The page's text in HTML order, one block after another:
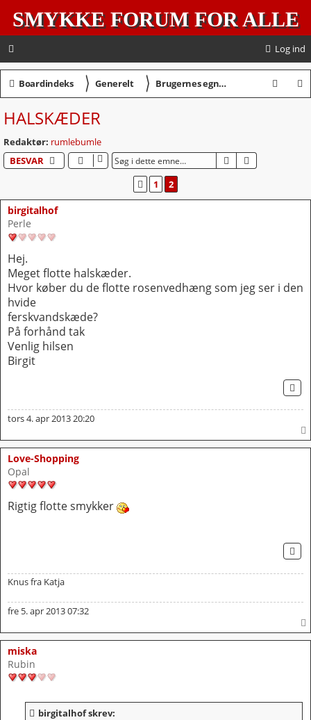
SMYKKE FORUM FOR ALLE
Log ind
Boardindeks 〉 Generelt 〉 Brugernes egne smykker
HALSKÆDER
Redaktør: rumlebumle
BESVAR
SØG
FORRIGE
1 2
birgitalhof
Perle
Hej.
Meget flotte halskæder.
Hvor køber du de flotte rosenvedhæng som jeg ser i den
hvide
ferskvandskæde?
På forhånd tak
Venlig hilsen
Birgit
tors 4. apr 2013 20:20
Love-Shopping
Opal
Rigtig flotte smykker
Knus fra Katja
fre 5. apr 2013 07:32
miska
Rubin
birgitalhof skrev: